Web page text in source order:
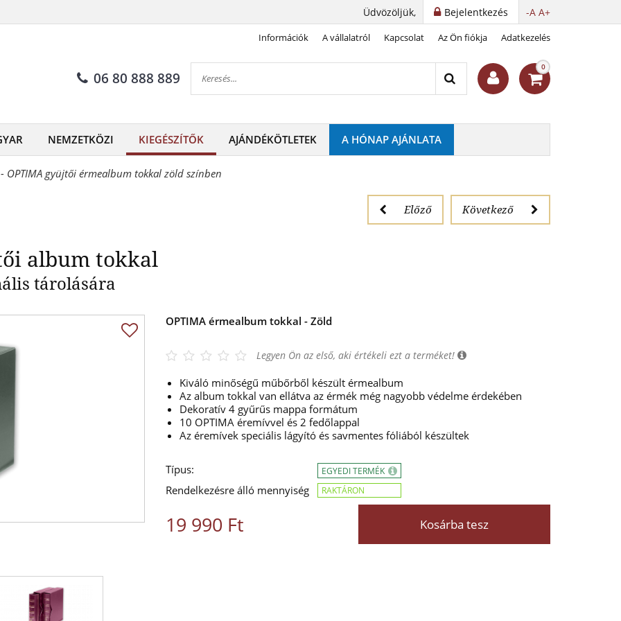
-A A+
Bejelentkezés
Üdvözöljük,
Információk A vállalatról Kapcsolat Az Ön fiókja Adatkezelés
06 80 888 889
0
NEMZETKÖZI KIEGÉSZÍTŐK AJÁNDÉKÖTLETEK A HÓNAP AJÁNLATA
OPTIMA gyüjtői érmealbum tokkal zöld színben
Következő
Előző
album tokkal
tárolására
OPTIMA érmealbum tokkal - Zöld
Legyen Ön az első, aki értékeli ezt a terméket!
Kiváló minőségű műbőrből készült érmealbum
Az album tokkal van ellátva az érmék még nagyobb védelme érdekében
Dekoratív 4 gyűrűs mappa formátum
10 OPTIMA éremívvel és 2 fedőlappal
Az éremívek speciális lágyító és savmentes fóliából készültek
Típus:
Rendelkezésre álló mennyiség
EGYEDI TERMÉK
RAKTÁRON
19 990 Ft Kosárba tesz
zöld színű gyűjtői album tokkal